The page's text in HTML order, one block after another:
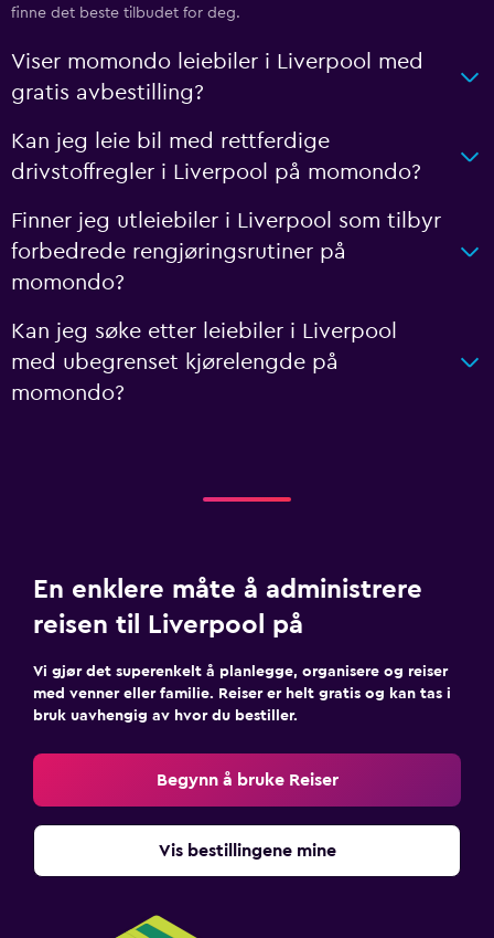
finne det beste tilbudet for deg.
Viser momondo leiebiler i Liverpool med
gratis avbestilling?
Kan jeg leie bil med rettferdige
drivstoffregler i Liverpool på momondo?
Finner jeg utleiebiler i Liverpool som tilbyr
forbedrede rengjøringsrutiner på
momondo?
Kan jeg søke etter leiebiler i Liverpool
med ubegrenset kjørelengde på
momondo?
En enklere måte å administrere
reisen til Liverpool på
Vi gjør det superenkelt å planlegge, organisere og reiser
med venner eller familie. Reiser er helt gratis og kan tas i
bruk uavhengig av hvor du bestiller.
Begynn å bruke Reiser
Vis bestillingene mine